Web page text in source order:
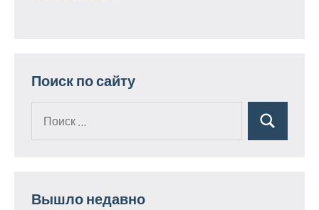
Поиск по сайту
Поиск
Вышло недавно